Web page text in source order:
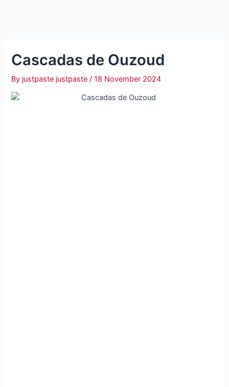
Cascadas de Ouzoud
By justpaste justpaste/18 November 2024